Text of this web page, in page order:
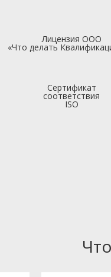
Лицензия ООО
«Что делать
Сертификат
соответствия
ISO